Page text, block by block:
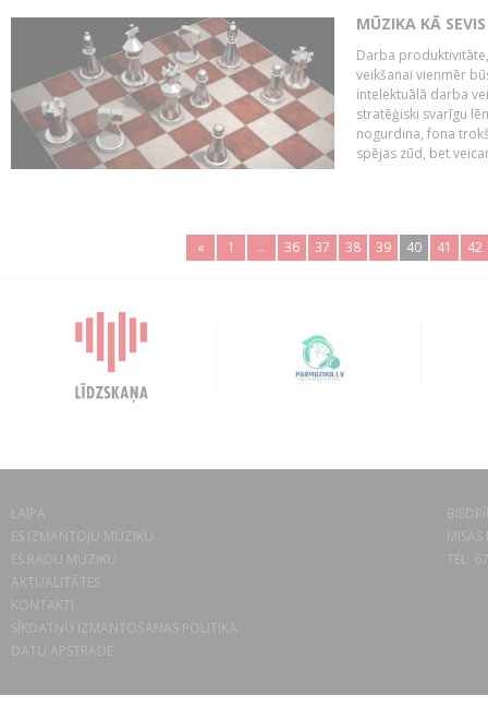
MŪZIKA KĀ
Darba
veikšanai vienmēr
intelektuālā darba
stratēģiski svarīgu
nogurdina, fona
spējas zūd, bet
« 1 .. 36 37 38 39 40 41 42
LAIPA
ES IZMANTOJU MŪZIKU
ES RADU MŪZIKU
AKTUALITĀTES
KONTAKTI
SĪKDATŅU IZMANTOŠANAS POLITIKA
DATU APSTRĀDE
TEL.